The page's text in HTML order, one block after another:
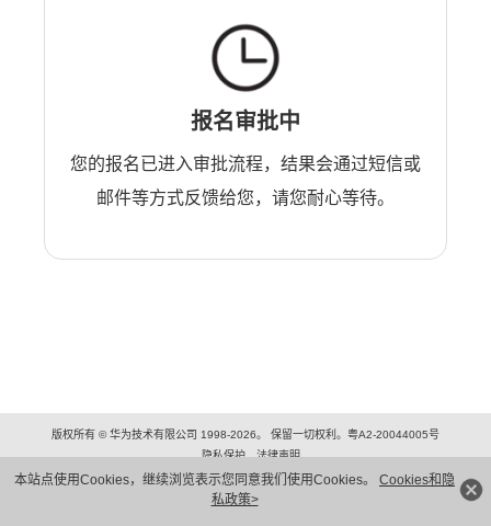
本站点使用Cookies，继续浏览表示您同意我们使用Cookies。 Cookies和隐
私政策>
报名审批中
您的报名已进入审批流程，结果会通过短信或
邮件等方式反馈给您，请您耐心等待。
版权所有 © 华为技术有限公司 1998-2026。 保留一切权利。粤A2-20044005号
隐私保护
法律声明